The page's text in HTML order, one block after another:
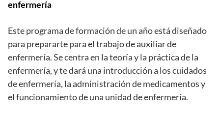
enfermería
Este programa de formación de un año está diseñado
para prepararte para el trabajo de auxiliar de
enfermería. Se centra en la teoría y la práctica de la
enfermería, y te dará una introducción a los cuidados
de enfermería, la administración de medicamentos y
el funcionamiento de una unidad de enfermería.